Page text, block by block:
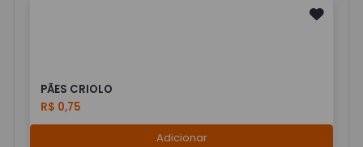
PÃES CRIOLO
R$ 0,75
Adicionar